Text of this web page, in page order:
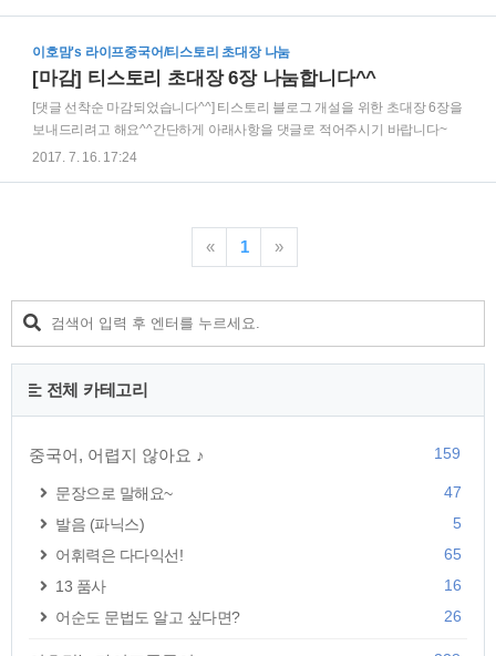
해당메일로 보내드립니다^^ 기존에 초대장을 보내드린 분들중에 블로그를
개설하고 운영하신 분이 한분밖에 안계시더라구요...꼭 블로그를 열심히 하
이호맘's 라이프중국어/티스토리 초대장 나눔
[마감] 티스토리 초대장 6장 나눔합니다^^
[댓글 선착순 마감되었습니다^^] 티스토리 블로그 개설을 위한 초대장 6장을
보내드리려고 해요^^간단하게 아래사항을 댓글로 적어주시기 바랍니다~
(비밀댓글이던 공개댓글이던 상관없어요~^^) 1. 어떤 경로를 통해서 티스토
잠깐! 댓글을 달기전에 꼭 봐주세요~▽일기기록용으로던 리뷰용으로던 아
니면 전문적인 내용 기록용으로 블로그를 시작하던 상관없이,티스토리를 운
아닙..
2017. 7. 16. 17:24
« 1 »
전체 카테고리
중국어, 어렵지 않아요 ♪ 159
문장으로 말해요~
47
발음 (파닉스)
5
어휘력은 다다익선!
65
13 품사
16
어순도 문법도 알고 싶다면?
26